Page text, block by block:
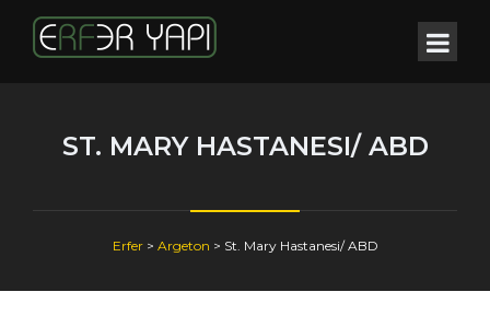
ST. MARY HASTANESI/ ABD
Erfer> Argeton > St. Mary Hastanesi/ ABD